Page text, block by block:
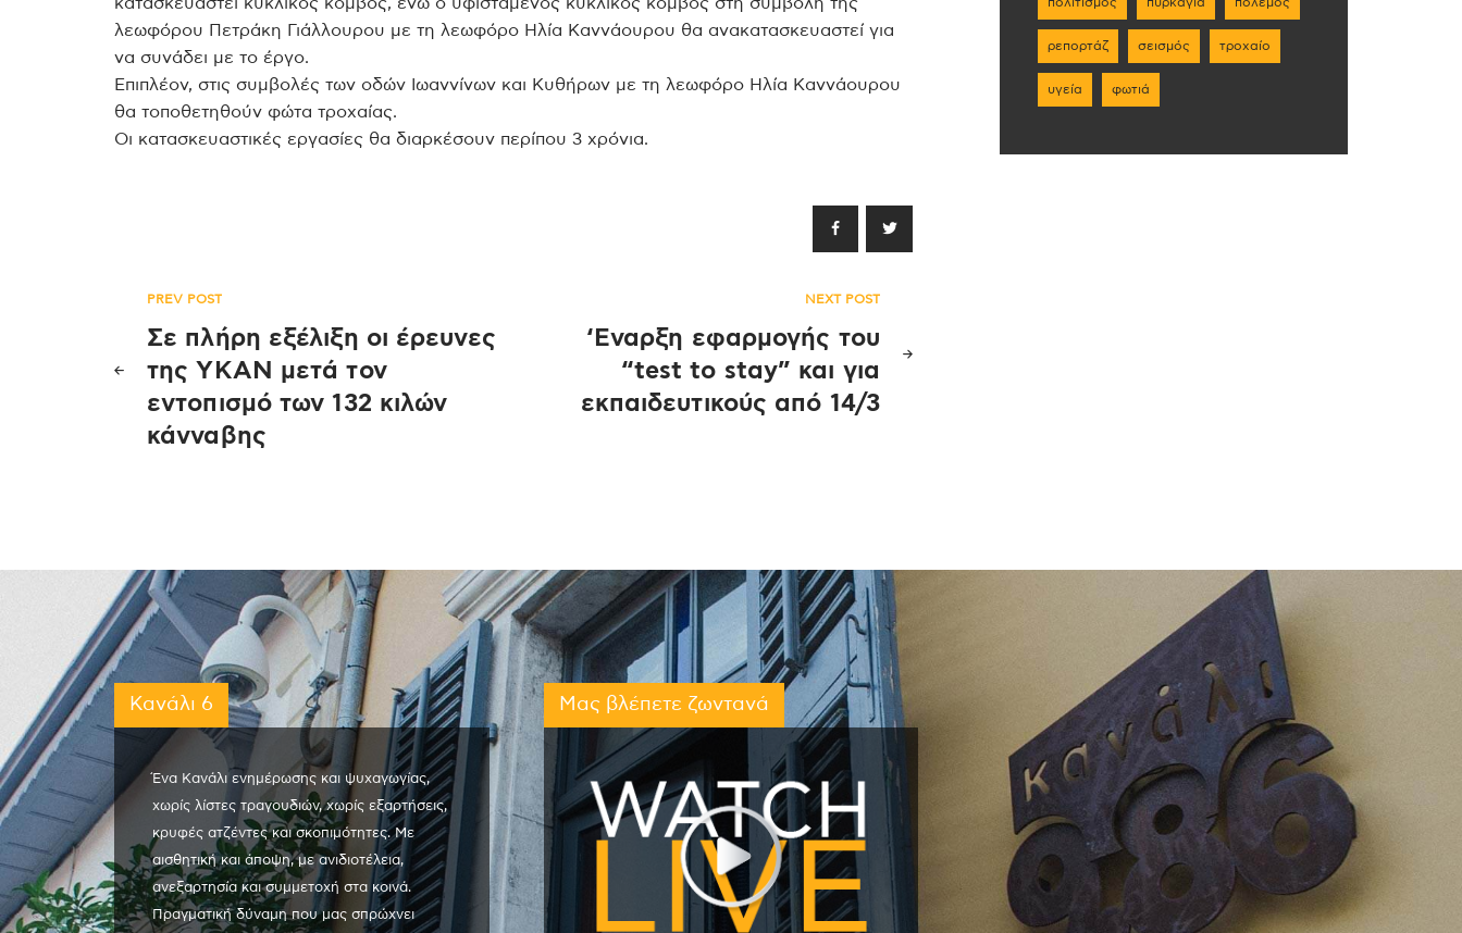
λεωφόρου Πετράκη Γιάλλουρου με τη λεωφόρο Ηλία Καννάουρου θα ανακατασκευαστεί για
να συνάδει με το έργο.
Επιπλέον, στις συμβολές των οδών Ιωαννίνων και Κυθήρων με τη λεωφόρο Ηλία Καννάουρου
θα τοποθετηθούν φώτα τροχαίας.
Οι κατασκευαστικές εργασίες θα διαρκέσουν περίπου 3 χρόνια.
Πλοήγηση
άρθρων
PREV POST
Σε πλήρη εξέλιξη οι έρευνες
της ΥΚΑΝ μετά τον
εντοπισμό των 132 κιλών
κάνναβης
NEXT POST
‘Εναρξη εφαρμογής του
“test to stay” και για
εκπαιδευτικούς από 14/3
ρεπορτάζ σεισμός τροχαίο
υγεία φωτιά
Κανάλι 6
Ένα Κανάλι ενημέρωσης και ψυχαγωγίας,
χωρίς λίστες τραγουδιών, χωρίς εξαρτήσεις,
κρυφές ατζέντες και σκοπιμότητες. Με
αισθητική και άποψη, με ανιδιοτέλεια,
ανεξαρτησία και συμμετοχή στα κοινά.
Πραγματική δύναμη που μας σπρώχνει
Μας βλέπετε ζωντανά